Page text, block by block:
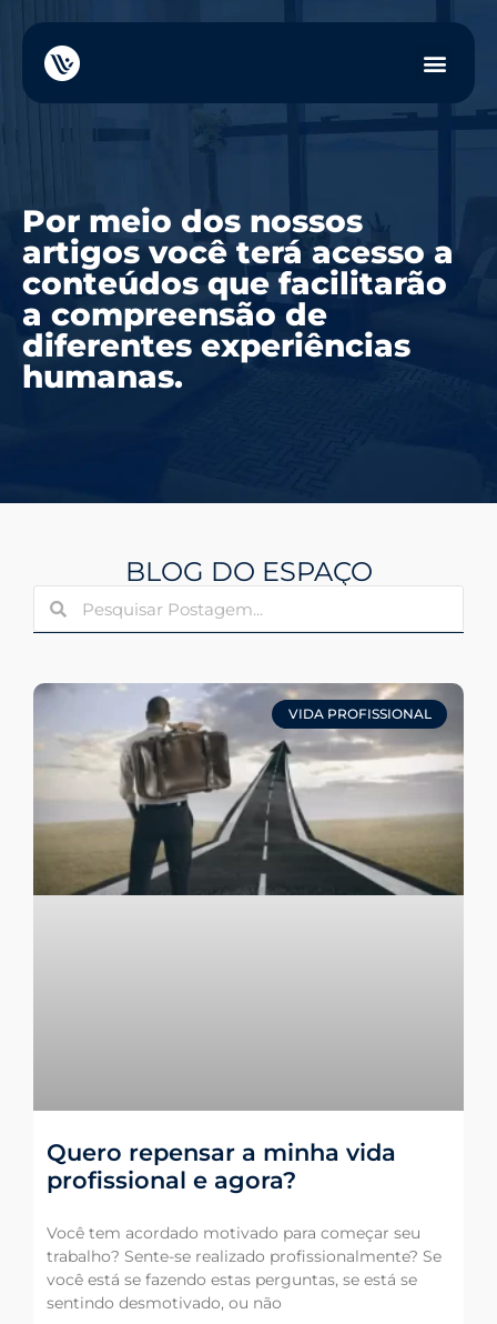
Por meio dos nossos
artigos você terá acesso a
conteúdos que facilitarão
a compreensão de
diferentes experiências
humanas.
BLOG DO ESPAÇO
VIDA PROFISSIONAL
Quero repensar a minha vida
profissional e agora?
Você tem acordado motivado para começar seu
trabalho? Sente-se realizado profissionalmente? Se
você está se fazendo estas perguntas, se está se
sentindo desmotivado, ou não